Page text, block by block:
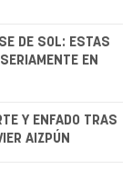
DE SOL: ESTAS
EN
Y ENFADO TRAS
AIZPÚN